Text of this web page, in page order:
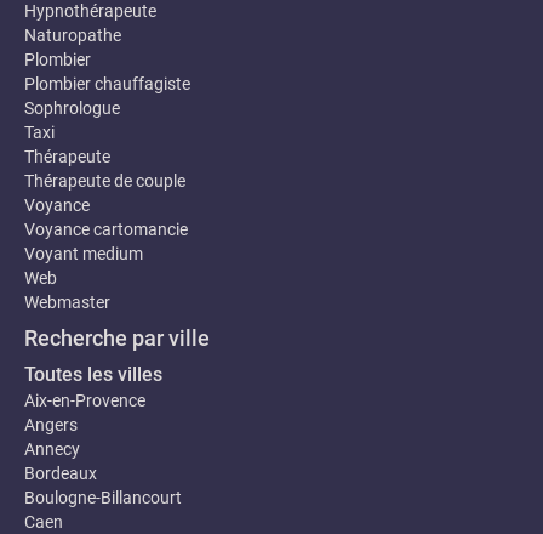
Hypnothérapeute
Naturopathe
Plombier
Plombier chauffagiste
Sophrologue
Taxi
Thérapeute
Thérapeute de couple
Voyance
Voyance cartomancie
Voyant medium
Web
Webmaster
Recherche par ville
Toutes les villes
Aix-en-Provence
Angers
Annecy
Bordeaux
Boulogne-Billancourt
Caen